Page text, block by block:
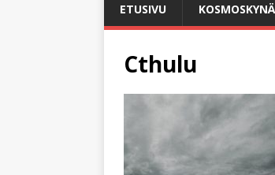
ETUSIVU KOSMOSKYNÄ
Cthulu